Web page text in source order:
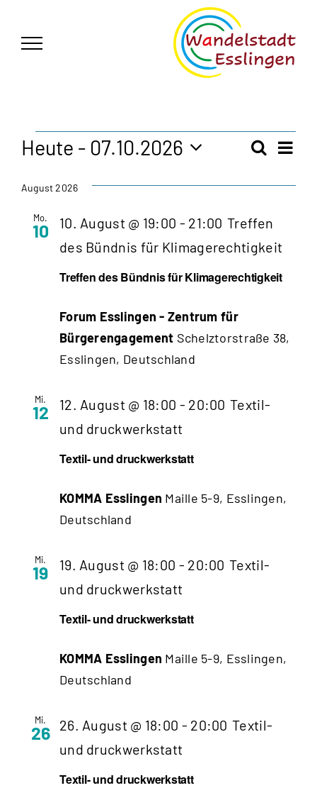
springen
Veranstaltungen
und
Suche
Liste
Heute - 07.10.2026
wählen.
August 2026
Mo.
10
Treffen des Bündnis für Klimagerechtigkeit
10. August @ 19:00 - 21:00 Treffen
des Bündnis für Klimagerechtigkeit
Forum Esslingen - Zentrum für
Bürgerengagement Schelztorstraße 38,
Esslingen, Deutschland
Mi.
12
Textil- und druckwerkstatt
12. August @ 18:00 - 20:00 Textil-
und druckwerkstatt
KOMMA Esslingen Maille 5-9, Esslingen,
Deutschland
Mi.
19
Textil- und druckwerkstatt
19. August @ 18:00 - 20:00 Textil-
und druckwerkstatt
KOMMA Esslingen Maille 5-9, Esslingen,
Deutschland
Mi.
26
Textil- und druckwerkstatt
26. August @ 18:00 - 20:00 Textil-
und druckwerkstatt